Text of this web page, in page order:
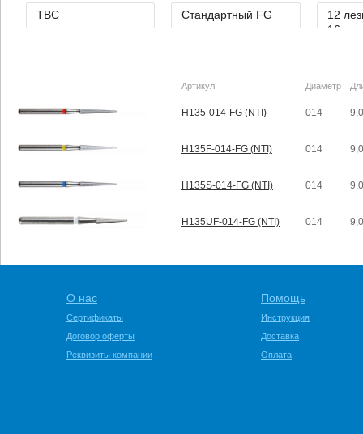
Артикул Диаметр
H135-014-FG (NTI) 014
H135F-014-FG (NTI) 014
H135S-014-FG (NTI) 014
H135UF-014-FG (NTI) 014
О нас
Сертификаты
Договор оферты
Реквизиты компании
Помощь
Инструкция
Доставка
Оплата